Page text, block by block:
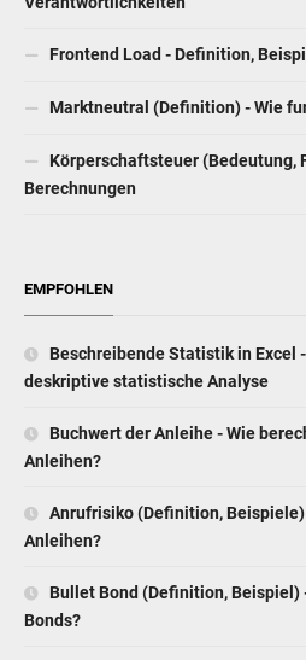
Frontend Load - Definition,
Marktneutral (Definition) - Wie
Körperschaftsteuer (Bedeutung,
Berechnungen
EMPFOHLEN
Beschreibende Statistik in Excel
deskriptive statistische Analyse
Buchwert der Anleihe - Wie
Anleihen?
Anrufrisiko (Definition,
Anleihen?
Bullet Bond (Definition,
Bonds?